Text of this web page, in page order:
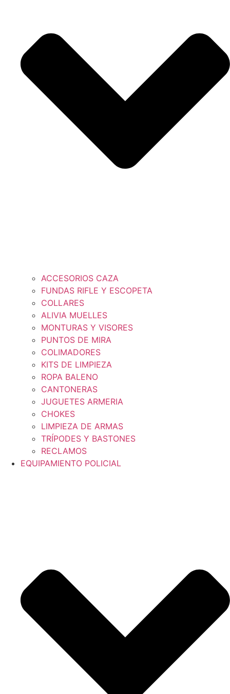
ACCESORIOS CAZA
FUNDAS RIFLE Y ESCOPETA
COLLARES
ALIVIA MUELLES
MONTURAS Y VISORES
PUNTOS DE MIRA
COLIMADORES
KITS DE LIMPIEZA
ROPA BALENO
CANTONERAS
JUGUETES ARMERIA
CHOKES
LIMPIEZA DE ARMAS
TRÍPODES Y BASTONES
RECLAMOS
EQUIPAMIENTO POLICIAL